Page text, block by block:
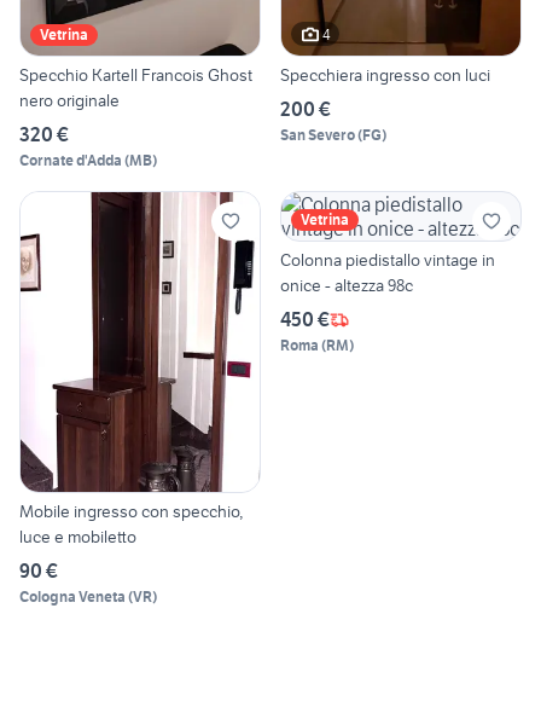
Vetrina
Specchio Kartell Francois Ghost
nero originale
320 €
Cornate d'Adda (MB)
4
Specchiera ingresso con luci
200 €
San Severo(FG)
Mobile ingresso con specchio,
luce e mobiletto
90 €
Cologna Veneta (VR)
Vetrina
Colonna piedistallo vintage in
onice - altezza 98c
450 €
Roma (RM)